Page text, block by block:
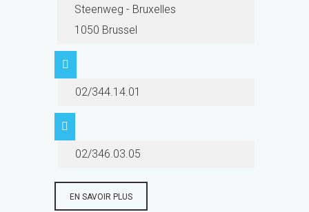
Steenweg - Bruxelles
1050 Brussel
02/344.14.01
02/346.03.05
EN SAVOIR PLUS